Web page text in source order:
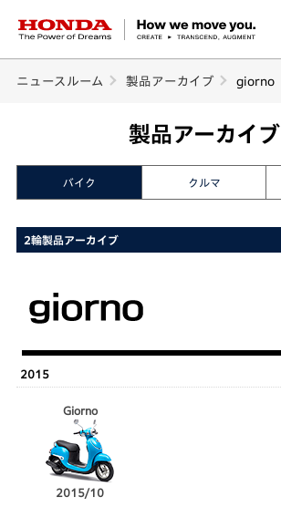
HONDA The Power of Dreams
ニュースルーム 製品アーカイブ giorno
製品アーカイブ
バイク クルマ
2輪製品アーカイブ
2015
Giorno
2015/10